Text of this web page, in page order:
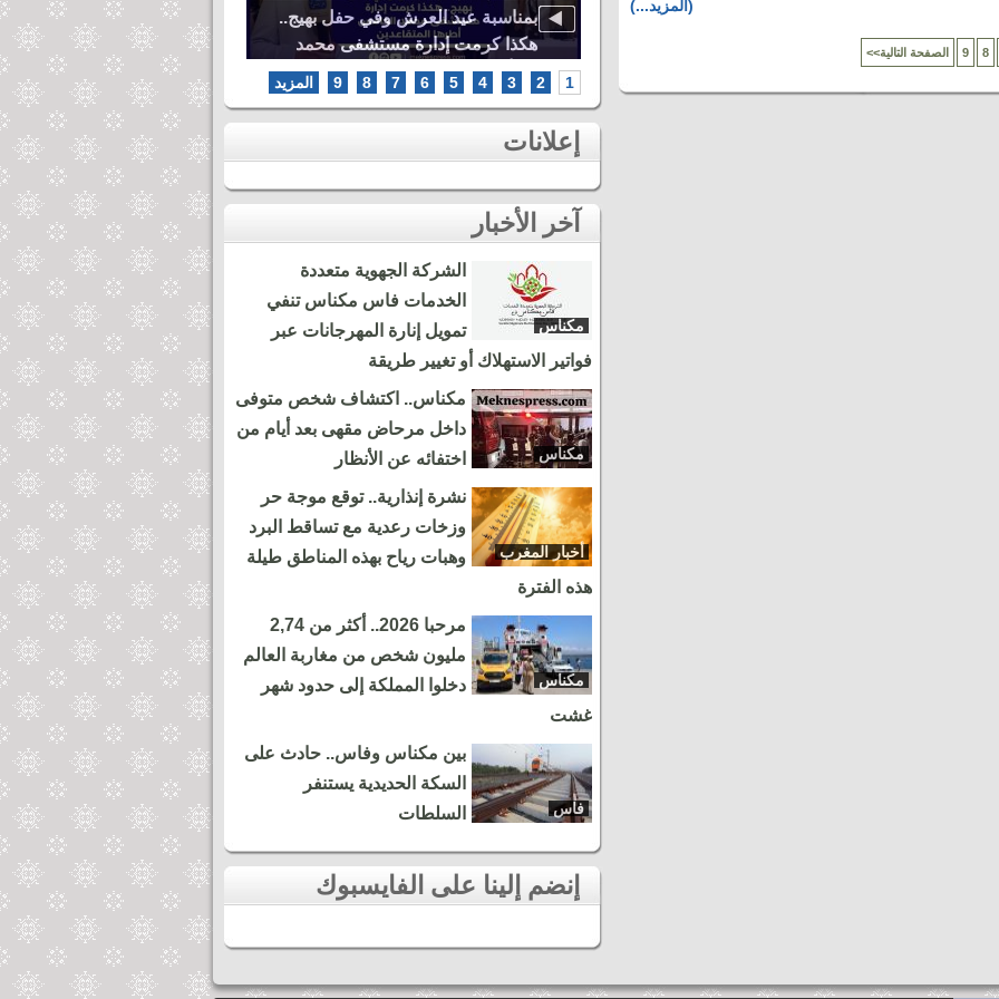
(المزيد...)
8
9 <<الصفحة التالية
بمناسبة عيد العرش وفي حفل بهيج..
هكذا كرمت إدارة مستشفى محمد
الخامس أطرها المتقاعدين
أشهر الطائفات العيساوية، دنيا باطما
ومروان حاجي.. شاهد أقوى لحظات ثاني
سهرات مهرجان عيساوة بمكناس
1
2
3
4
5
6
7
8
9 المزيد
مكناس
الشركة الجهوية متعددة
الخدمات فاس مكناس تنفي
تمويل إنارة المهرجانات عبر
فواتير الاستهلاك أو تغيير طريقة
مكناس
مكناس.. اكتشاف شخص متوفى
داخل مرحاض مقهى بعد أيام من
اختفائه عن الأنظار
أخبار المغرب
نشرة إنذارية.. توقع موجة حر
وزخات رعدية مع تساقط البرد
وهبات رياح بهذه المناطق طيلة
هذه الفترة
مكناس
مرحبا 2026.. أكثر من 2,74
مليون شخص من مغاربة العالم
دخلوا المملكة إلى حدود شهر
غشت
فاس
بين مكناس وفاس.. حادث على
السكة الحديدية يستنفر
السلطات